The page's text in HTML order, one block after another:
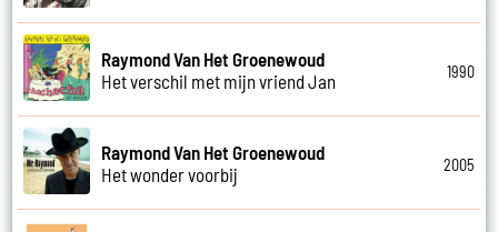
Raymond Van Het Groenewoud
Het verschil met mijn vriend Jan
1990
Raymond Van Het Groenewoud
Het wonder voorbij
2005